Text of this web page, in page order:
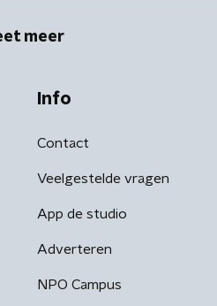
meer
Info
Contact
Veelgestelde vragen
App de studio
Adverteren
NPO Campus